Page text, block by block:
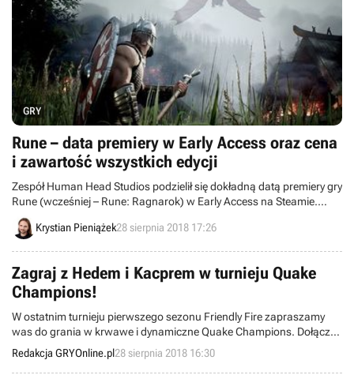
GRY
Rune – data premiery w Early Access oraz cena
i zawartość wszystkich edycji
Zespół Human Head Studios podzielił się dokładną datą premiery gry
Rune (wcześniej – Rune: Ragnarok) w Early Access na Steamie.
Poza tym autorzy ujawnili zawartość poszczególnych edycji
dostępnych w przedsprzedaży.
Krystian Pieniążek28 sierpnia 2018 17:26
Zagraj z Hedem i Kacprem w turnieju Quake
Champions!
W ostatnim turnieju pierwszego sezonu Friendly Fire zapraszamy
was do grania w krwawe i dynamiczne Quake Champions. Dołącz
do ekipy TVGRY i zgarnij nagrody od SteelSeries.
Redakcja GRYOnline.pl28 sierpnia 2018 16:30